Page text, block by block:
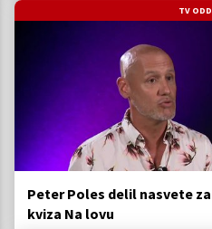
TV
Peter Poles delil nasvete
kviza Na lovu